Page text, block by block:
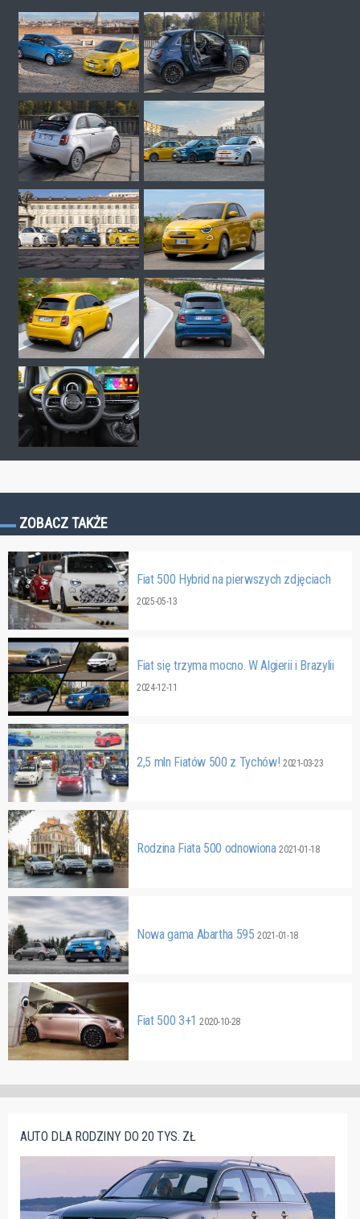
ZOBACZ TAKŻE
Fiat 500 Hybrid na pierwszych zdjęciach
2025-05-13
Fiat się trzyma mocno. W Algierii i Brazylii
2024-12-11
2,5 mln Fiatów 500 z Tychów! 2021-03-23
Rodzina Fiata 500 odnowiona2021-01-18
Nowa gama Abartha 5952021-01-18
Fiat 500 3+12020-10-28
AUTO DLA RODZINY DO 20 TYS. ZŁ